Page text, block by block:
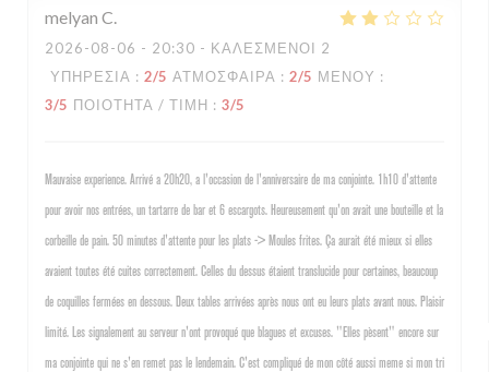
melyan C
2026-08-06 - 20:30 - ΚΑΛΕΣΜΈΝΟΙ 2
ΥΠΗΡΕΣΊΑ : 2/5 ΑΤΜΌΣΦΑΙΡΑ : 2/5 ΜΕΝΟΎ :
3/5 ΠΟΙΌΤΗΤΑ / ΤΙΜΉ : 3/5
Mauvaise experience. Arrivé a 20h20, a l'occasion de l'anniversaire de ma conjointe. 1h10 d'attente
pour avoir nos entrées, un tartarre de bar et 6 escargots. Heureusement qu'on avait une bouteille et la
corbeille de pain. 50 minutes d'attente pour les plats -> Moules frites. Ça aurait été mieux si elles
avaient toutes été cuites correctement. Celles du dessus étaient translucide pour certaines, beaucoup
de coquilles fermées en dessous. Deux tables arrivées après nous ont eu leurs plats avant nous. Plaisir
limité. Les signalement au serveur n'ont provoqué que blagues et excuses. "Elles pèsent" encore sur
ma conjointe qui ne s'en remet pas le lendemain. C'est compliqué de mon côté aussi meme si mon tri